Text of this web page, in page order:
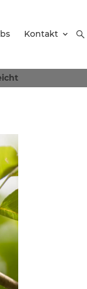
Kontakt